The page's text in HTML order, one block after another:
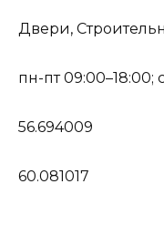
Двери,
пн-пт 09:00–18:00;
56.694009
60.081017